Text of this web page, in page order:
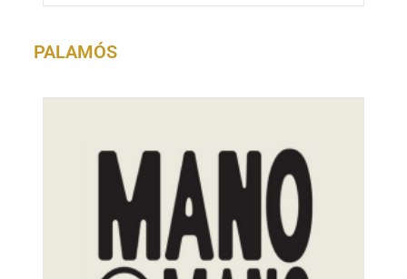
PALAMÓS